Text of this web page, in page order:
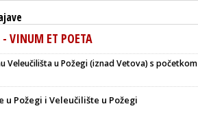
ET POETA
Veleučilišta u Požegi (iznad Vetova) s početkom
Požegi i Veleučilište u Požegi